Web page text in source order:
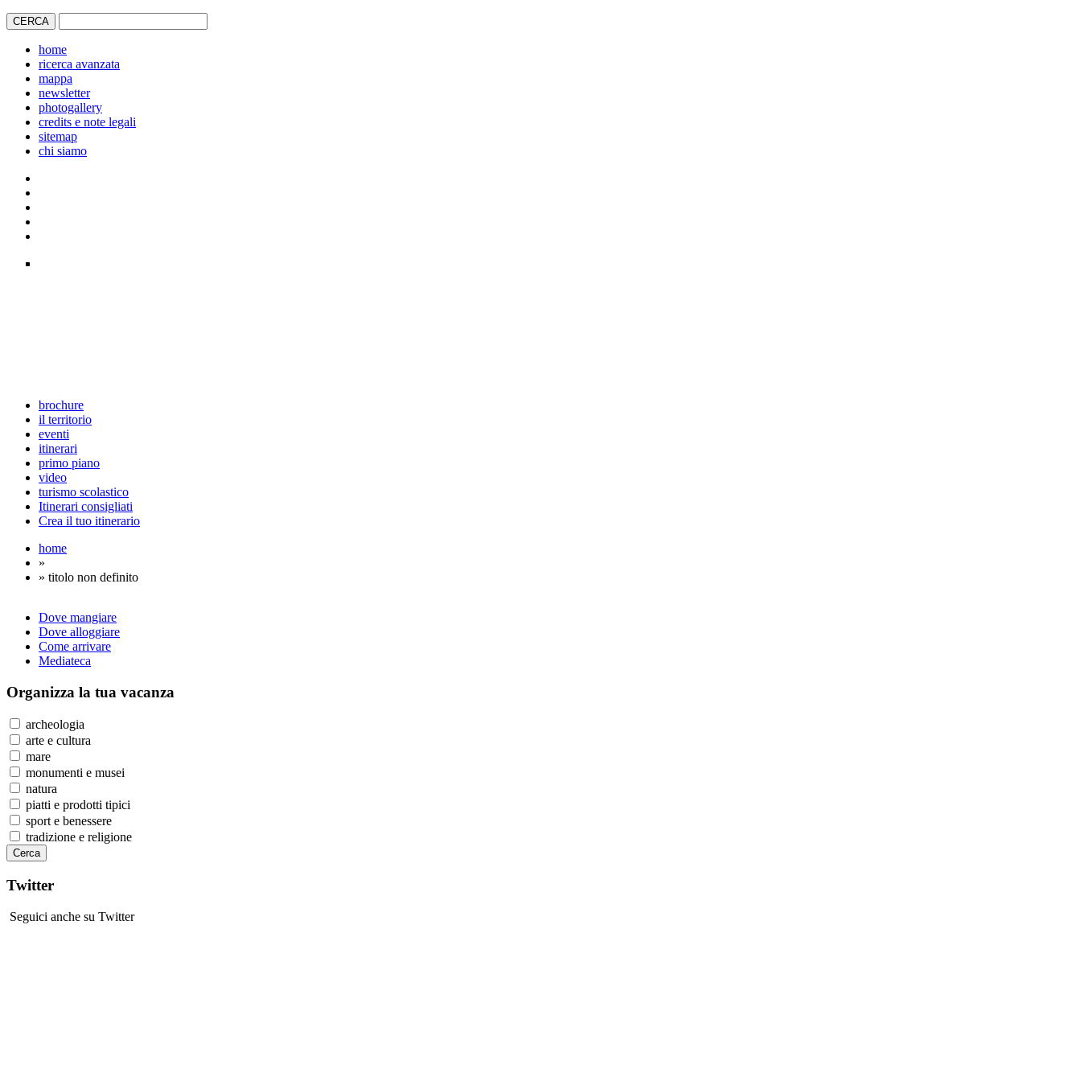
home
ricerca avanzata
mappa
newsletter
photogallery
credits e note legali
sitemap
chi siamo
brochure
il territorio
eventi
itinerari
primo piano
video
turismo scolastico
Itinerari consigliati
Crea il tuo itinerario
home
»
» titolo non definito
Dove mangiare
Dove alloggiare
Come arrivare
Mediateca
Organizza la tua vacanza
archeologia
arte e cultura
mare
monumenti e musei
natura
piatti e prodotti tipici
sport e benessere
tradizione e religione
Twitter
Seguici anche su Twitter